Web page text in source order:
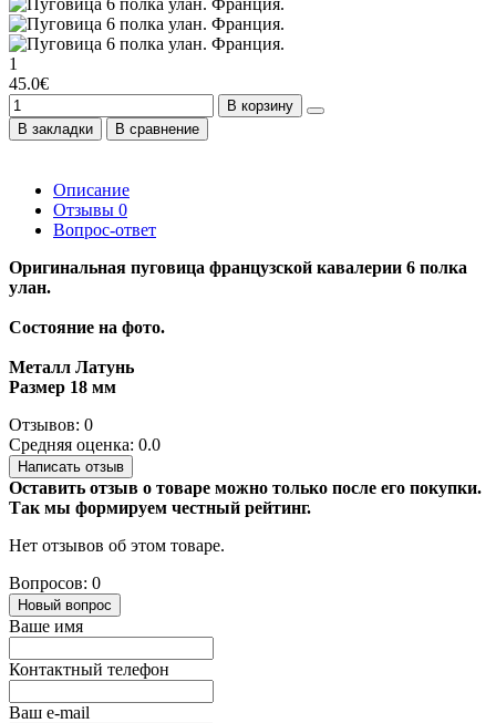
1
45.0€
В корзину
В закладки
В сравнение
Описание
Отзывы 0
Вопрос-ответ
Оригинальная пуговица французской кавалерии 6 полка
улан.
Состояние на фото.
Металл Латунь
Размер 18 мм
Отзывов: 0
Средняя оценка: 0.0
Написать отзыв
Оставить отзыв о товаре можно только после его покупки.
Так мы формируем честный рейтинг.
Нет отзывов об этом товаре.
Вопросов: 0
Новый вопрос
Ваше имя
Контактный телефон
Ваш e-mail